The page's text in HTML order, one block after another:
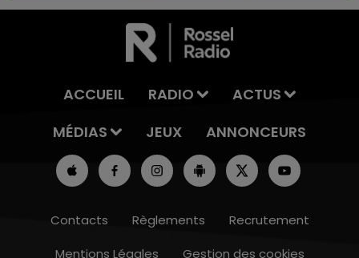
ACCUEIL RADIO
ACTUS
MÉDIAS
JEUX ANNONCEURS
Contacts Règlements
Recrutement
Mentions Légales
Gestion des cookies